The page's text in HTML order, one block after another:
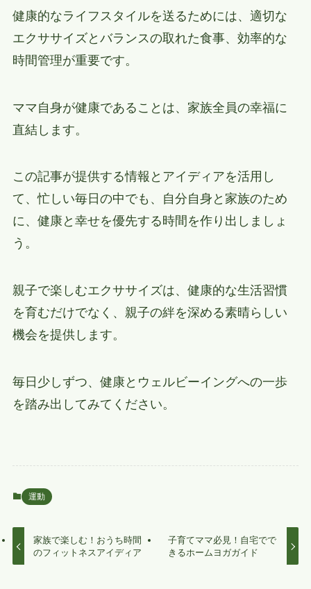
健康的なライフスタイルを送るためには、適切な
エクササイズとバランスの取れた食事、効率的な
時間管理が重要です。
ママ自身が健康であることは、家族全員の幸福に
直結します。
この記事が提供する情報とアイディアを活用し
て、忙しい毎日の中でも、自分自身と家族のため
に、健康と幸せを優先する時間を作り出しましょ
う。
親子で楽しむエクササイズは、健康的な生活習慣
を育むだけでなく、親子の絆を深める素晴らしい
機会を提供します。
毎日少しずつ、健康とウェルビーイングへの一歩
を踏み出してみてください。
運動
家族で楽しむ！おうち時間
のフィットネスアイディア
子育てママ必見！自宅でで
きるホームヨガガイド